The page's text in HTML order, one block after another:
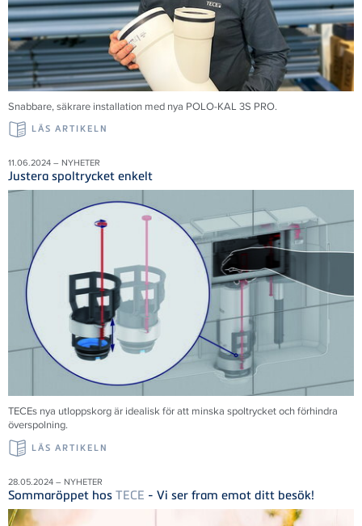
Snabbare, säkrare installation med nya POLO-KAL 3S PRO.
LÄS ARTIKELN
11.06.2024 – NYHETER
Justera spoltrycket enkelt
TECEs nya utloppskorg är idealisk för att minska spoltrycket och förhindra
överspolning.
LÄS ARTIKELN
28.05.2024 – NYHETER
Sommaröppet hos TECE - Vi ser fram emot ditt besök!